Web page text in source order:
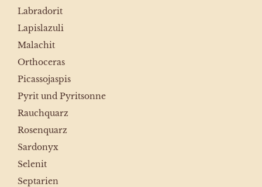
Labradorit
Lapislazuli
Malachit
Orthoceras
Picassojaspis
Pyrit und Pyritsonne
Rauchquarz
Rosenquarz
Sardonyx
Selenit
Septarien